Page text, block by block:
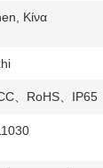
Κίνα
、RoHS、IP65